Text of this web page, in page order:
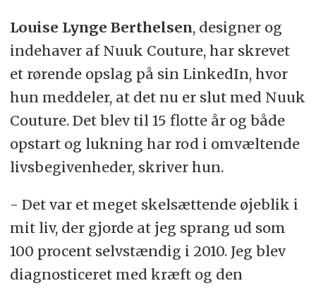
Louise Lynge Berthelsen, designer og
indehaver af Nuuk Couture, har skrevet
et rørende opslag på sin LinkedIn, hvor
hun meddeler, at det nu er slut med Nuuk
Couture. Det blev til 15 flotte år og både
opstart og lukning har rod i omvæltende
livsbegivenheder, skriver hun.
- Det var et meget skelsættende øjeblik i
mit liv, der gjorde at jeg sprang ud som
100 procent selvstændig i 2010. Jeg blev
diagnosticeret med kræft og den